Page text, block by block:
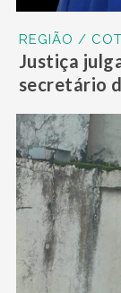
REGIÃO /
Justiça
secretário